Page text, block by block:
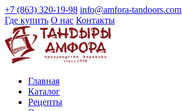
+7 (863) 320-19-98 info@amfora-tandoors.com
Где купить О нас Контакты
Главная
Каталог
Рецепты